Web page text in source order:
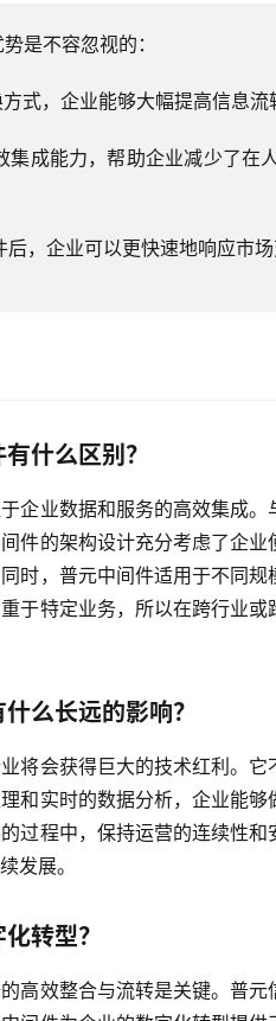
是不容忽视的：
式，企业能够大幅提高信息流
集成能力，帮助企业减少了在
，企业可以更快速地响应市
什么区别？
企业数据和服务的高效集成
件的架构设计充分考虑了企
时，普元中间件适用于不同
于特定业务，所以在跨行业
么长远的影响？
将会获得巨大的技术红利。
和实时的数据分析，企业能
过程中，保持运营的连续性
发展。
转型？
高效整合与流转是关键。普